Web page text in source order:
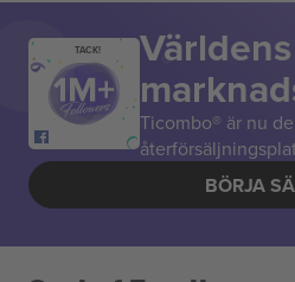
TACK!
Ticombo® är nu
BÖRJA